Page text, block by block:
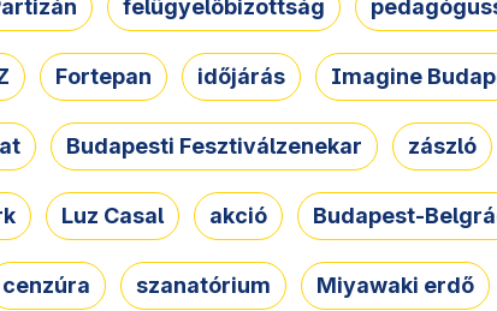
felügyelőbizottság
Fortepan időjárás Imagine
Budapesti Fesztiválzenekar zászló
Luz Casal akció Budapest-
cenzúra szanatórium Miyawaki erdő